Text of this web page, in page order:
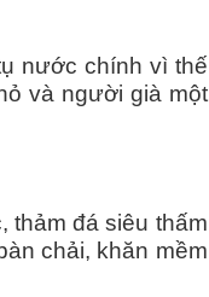
nước chính vì thế
và người già một
thảm đá siêu thấm
chải, khăn mềm